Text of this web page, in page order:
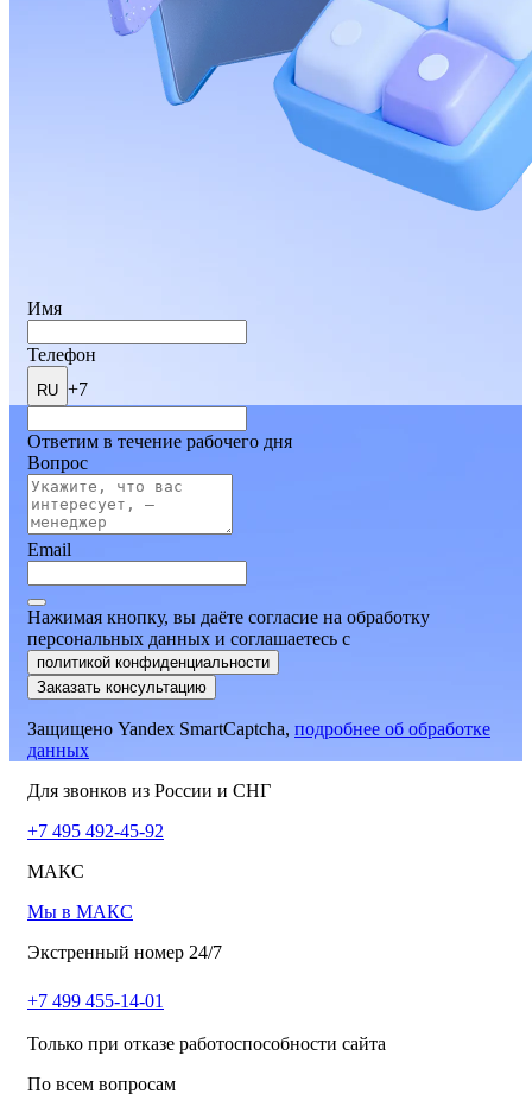
Имя
Телефон
RU +7
Ответим в течение рабочего дня
Вопрос
Email
Нажимая кнопку, вы даёте согласие на обработку
персональных данных и соглашаетесь c
политикой конфиденциальности
Заказать консультацию
Защищено Yandex SmartCaptcha, подробнее об обработке
данных
Для звонков из России и СНГ
+7 495 492-45-92
МАКС
Мы в МАКС
Экстренный номер 24/7
+7 499 455-14-01
Только при отказе работоспособности сайта
По всем вопросам